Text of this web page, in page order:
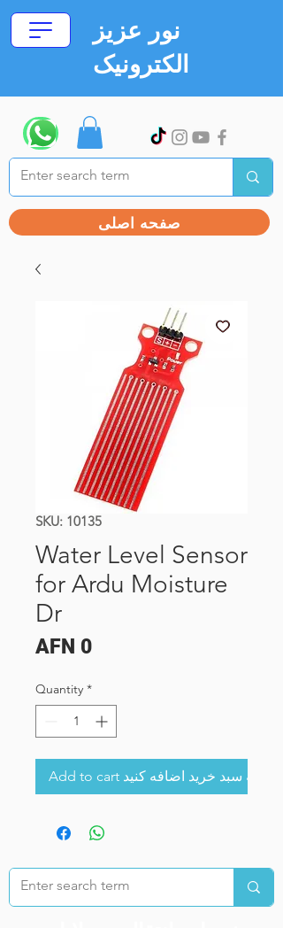
نور عزیز
الکترونیک
صفحه اصلی
SKU: 10135
Water Level Sensor
for Ardu Moisture
Dr
AFN 0Price
Quantity *
Add to cart به سبد خرید اضافه کنید